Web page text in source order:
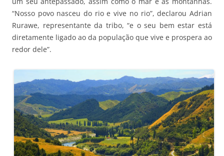
“Nosso povo nasceu do rio e vive no rio”, declarou Adrian
Rurawe, representante da tribo, “e o seu bem estar está
diretamente ligado ao da população que vive e prospera ao
redor dele”.